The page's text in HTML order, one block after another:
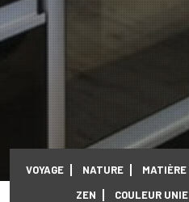
VOYAGE NATURE MATIÈRE
ZEN
COULEUR UNIE